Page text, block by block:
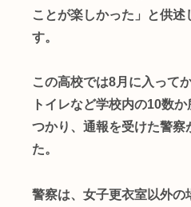
ことが楽しかった」と供
す。
この高校では8月に入って
トイレなど学校内の10数
つかり、通報を受けた警察
た。
警察は、女子更衣室以外の